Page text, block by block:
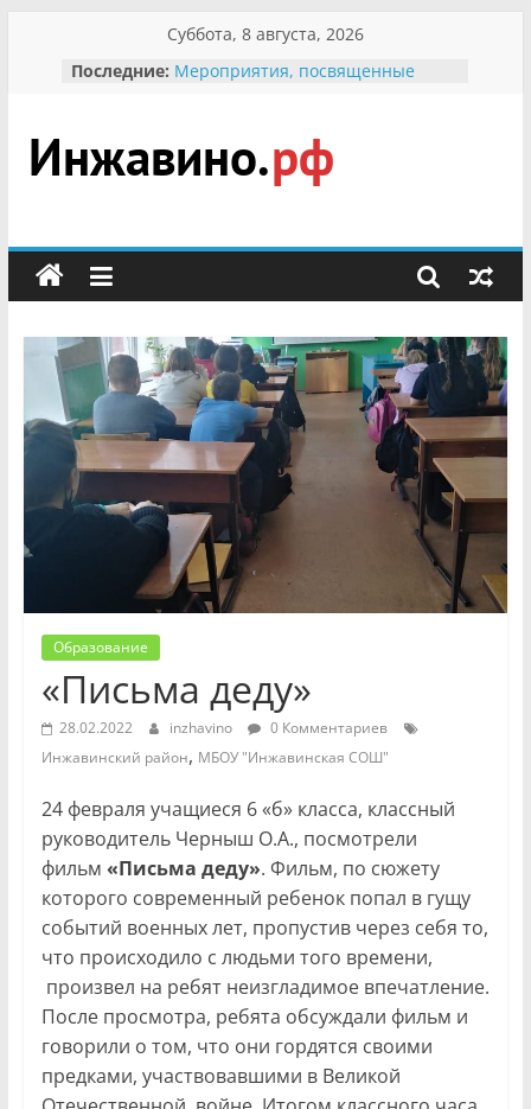
содержимому
Суббота, 8 августа, 2026
Последние: Мероприятия, посвященные
гражданин Инжавинского округа»
участнице Великой
Отечественной, фронтовичке
Безопасность в сети Интернет
мероприятии «Сохраним
первоцветы!»
В вольере Воронинского
заповедника родились крапчатые
суслики
Инжавино.рф
сельский
портал
Образование
«Письма деду»
28.02.2022 inzhavino
0 Комментариев
Инжавинский район, МБОУ "Инжавинская СОШ"
24 февраля учащиеся 6 «б» класса, классный
руководитель Черныш О.А., посмотрели
фильм «Письма деду». Фильм, по сюжету
которого современный ребенок попал в гущу
событий военных лет, пропустив через себя то,
что происходило с людьми того времени,
произвел на ребят неизгладимое впечатление.
После просмотра, ребята обсуждали фильм и
говорили о том, что они гордятся своими
предками, участвовавшими в Великой